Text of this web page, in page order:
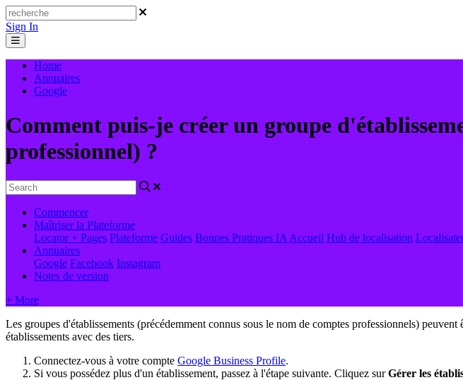
Sign In
Home
Annuaires
Google
Comment puis-je créer un groupe
professionnel) ?
Commencer
Maîtriser la Plateforme
Locator + Pages Plateforme Guides Bonnes Pratiques IA Accueil Hub de localisation
Annuaires
Google Facebook Instagram
Notes de version
+ More
Les groupes d'établissements (précédemment connus sous le nom de comptes professionnels)
établissements avec des tiers.
Connectez-vous à votre compte Google Business Profile.
Si vous possédez plus d'un établissement, passez à l'étape suivante. Cliquez surGérer les